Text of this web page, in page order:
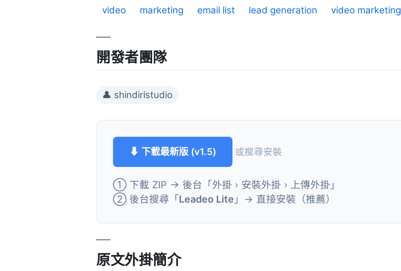
video marketing email list lead generation video marketing
開發者團隊
👤 shindiristudio
⬇ 下載最新版 (v1.5) 或搜尋安裝
① 下載 ZIP → 後台「外掛 › 安裝外掛 › 上傳外掛」
② 後台搜尋「Leadeo Lite 」→ 直接安裝（推薦）
原文外掛簡介